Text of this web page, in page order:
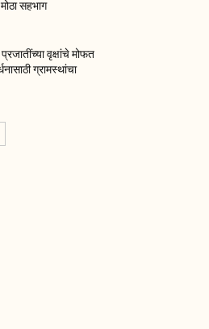
सहभाग
वृक्षांचे मोफत
ग्रामस्थांचा